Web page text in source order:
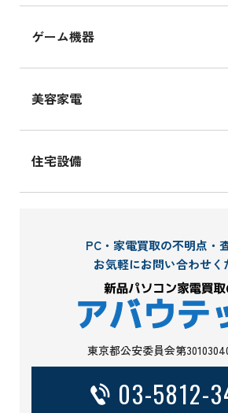
ゲーム機器
美容家電
住宅設備
PC・家電買取の不明点・
お気軽にお問い合わせく
東京都公安委員会第
03-5812-